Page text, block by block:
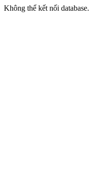
Không thể kết nối database.